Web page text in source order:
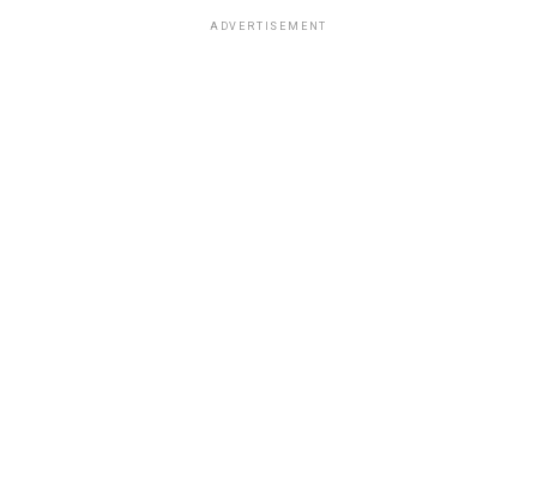
ADVERTISEMENT